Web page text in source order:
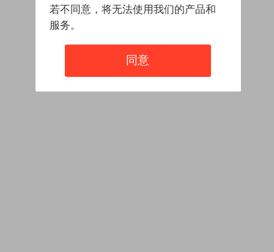
若不同意，将无法使用我们的产品和
服务。
同意